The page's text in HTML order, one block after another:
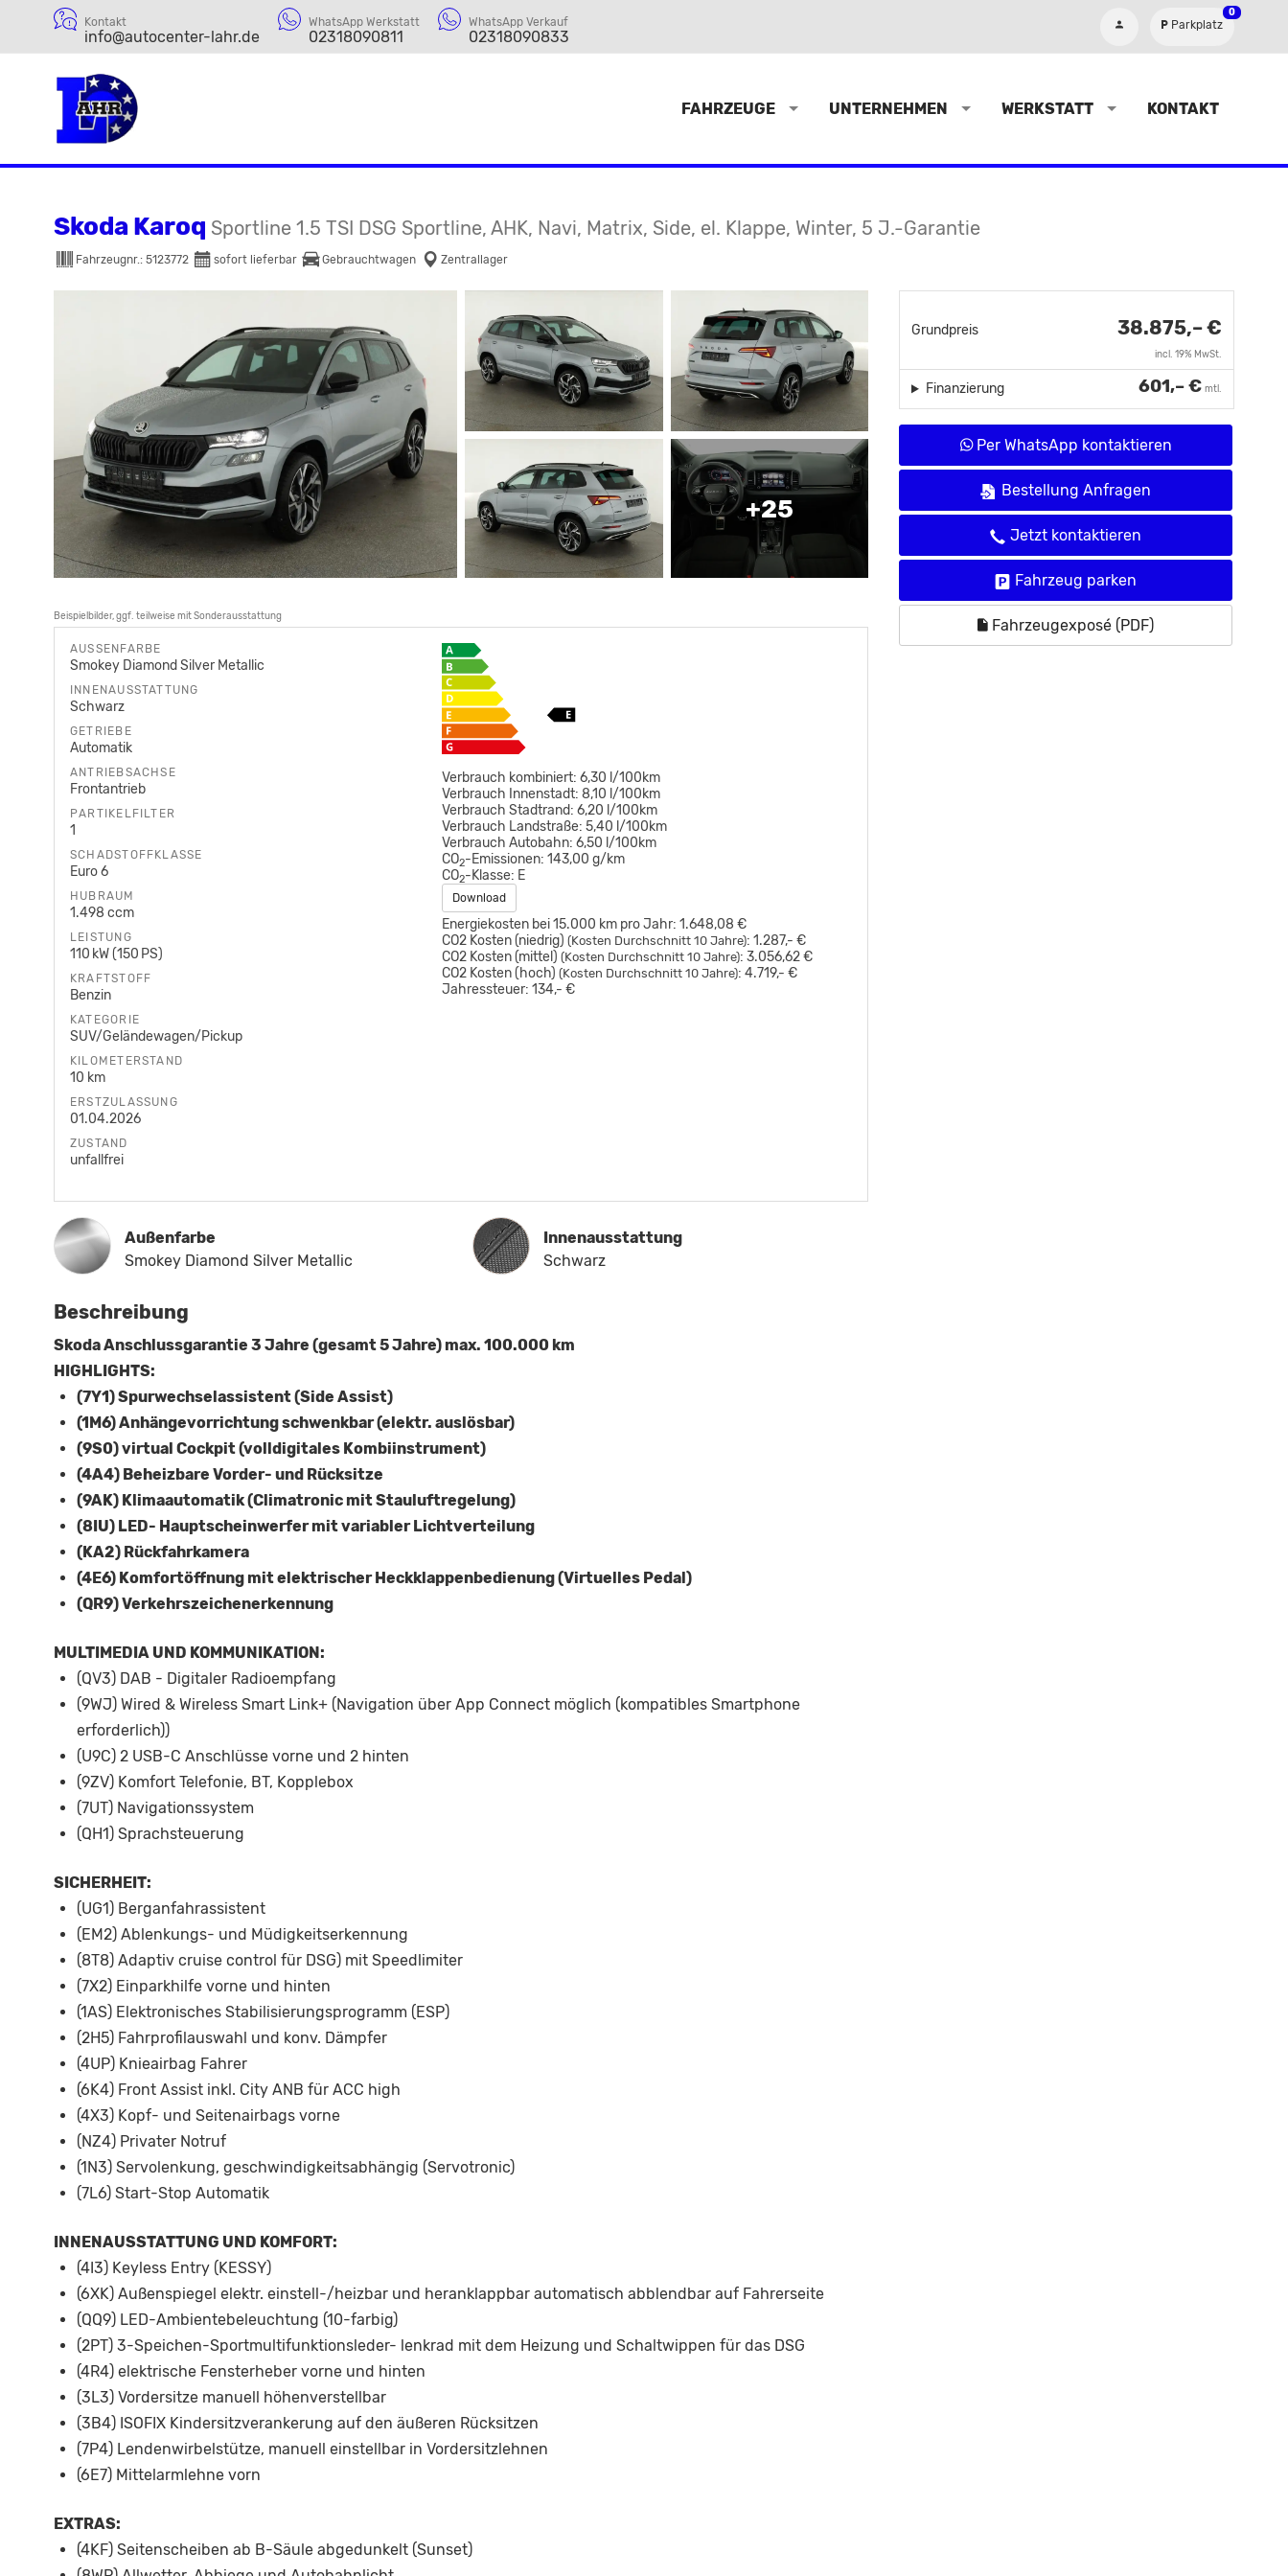
Kontakt
info@autocenter-lahr.de
WhatsApp Werkstatt
02318090811
WhatsApp Verkauf
02318090833
Parkplatz
0
FAHRZEUGE UNTERNEHMEN WERKSTATT KONTAKT
Skoda Karoq Sportline 1.5 TSI DSG Sportline, AHK, Navi, Matrix, Side, el. Klappe, Winter, 5 J.-Garantie
Fahrzeugnr.: 5123772 sofort lieferbar Gebrauchtwagen Zentrallager
Grundpreis 38.875,– €
incl. 19% MwSt.
601,– € mtl.
Finanzierung
Per WhatsApp kontaktieren
Bestellung Anfragen
Jetzt kontaktieren
Fahrzeug parken
Fahrzeugexposé (PDF)
+25
Beispielbilder, ggf. teilweise mit Sonderausstattung
AUSSENFARBE
Smokey Diamond Silver Metallic
INNENAUSSTATTUNG
Schwarz
GETRIEBE
Automatik
ANTRIEBSACHSE
Frontantrieb
PARTIKELFILTER
1
SCHADSTOFFKLASSE
Euro 6
HUBRAUM
1.498 ccm
LEISTUNG
110 kW (150 PS)
KRAFTSTOFF
Benzin
KATEGORIE
SUV/Geländewagen/Pickup
KILOMETERSTAND
10 km
ERSTZULASSUNG
01.04.2026
ZUSTAND
unfallfrei
Verbrauch kombiniert: 6,30 l/100km
Verbrauch Innenstadt: 8,10 l/100km
Verbrauch Stadtrand: 6,20 l/100km
Verbrauch Landstraße: 5,40 l/100km
Verbrauch Autobahn: 6,50 l/100km
CO2-Emissionen: 143,00 g/km
CO2-Klasse: E
Download
Energiekosten bei 15.000 km pro Jahr: 1.648,08 €
CO2 Kosten (niedrig) (Kosten Durchschnitt 10 Jahre): 1.287,- €
CO2 Kosten (mittel) (Kosten Durchschnitt 10 Jahre): 3.056,62 €
CO2 Kosten (hoch) (Kosten Durchschnitt 10 Jahre): 4.719,- €
Jahressteuer: 134,- €
Außenfarbe
Smokey Diamond Silver Metallic
Innenausstattung
Innenausstattung
Schwarz
Beschreibung
Skoda Anschlussgarantie 3 Jahre (gesamt 5 Jahre) max. 100.000 km
HIGHLIGHTS:
(7Y1) Spurwechselassistent (Side Assist)
(1M6) Anhängevorrichtung schwenkbar (elektr. auslösbar)
(9S0) virtual Cockpit (volldigitales Kombiinstrument)
(4A4) Beheizbare Vorder- und Rücksitze
(9AK) Klimaautomatik (Climatronic mit Stauluftregelung)
(8IU) LED- Hauptscheinwerfer mit variabler Lichtverteilung
(KA2) Rückfahrkamera
(4E6) Komfortöffnung mit elektrischer Heckklappenbedienung (Virtuelles Pedal)
(QR9) Verkehrszeichenerkennung
MULTIMEDIA UND KOMMUNIKATION:
(QV3) DAB - Digitaler Radioempfang
(9WJ) Wired & Wireless Smart Link+ (Navigation über App Connect möglich (kompatibles Smartphone
erforderlich))
(U9C) 2 USB-C Anschlüsse vorne und 2 hinten
(9ZV) Komfort Telefonie, BT, Kopplebox
(7UT) Navigationssystem
(QH1) Sprachsteuerung
SICHERHEIT:
(UG1) Berganfahrassistent
(EM2) Ablenkungs- und Müdigkeitserkennung
(8T8) Adaptiv cruise control für DSG) mit Speedlimiter
(7X2) Einparkhilfe vorne und hinten
(1AS) Elektronisches Stabilisierungsprogramm (ESP)
(2H5) Fahrprofilauswahl und konv. Dämpfer
(4UP) Knieairbag Fahrer
(6K4) Front Assist inkl. City ANB für ACC high
(4X3) Kopf- und Seitenairbags vorne
(NZ4) Privater Notruf
(1N3) Servolenkung, geschwindigkeitsabhängig (Servotronic)
(7L6) Start-Stop Automatik
INNENAUSSTATTUNG UND KOMFORT:
(4I3) Keyless Entry (KESSY)
(6XK) Außenspiegel elektr. einstell-/heizbar und heranklappbar automatisch abblendbar auf Fahrerseite
(QQ9) LED-Ambientebeleuchtung (10-farbig)
(2PT) 3-Speichen-Sportmultifunktionsleder- lenkrad mit dem Heizung und Schaltwippen für das DSG
(4R4) elektrische Fensterheber vorne und hinten
(3L3) Vordersitze manuell höhenverstellbar
(3B4) ISOFIX Kindersitzverankerung auf den äußeren Rücksitzen
(7P4) Lendenwirbelstütze, manuell einstellbar in Vordersitzlehnen
(6E7) Mittelarmlehne vorn
EXTRAS:
(4KF) Seitenscheiben ab B-Säule abgedunkelt (Sunset)